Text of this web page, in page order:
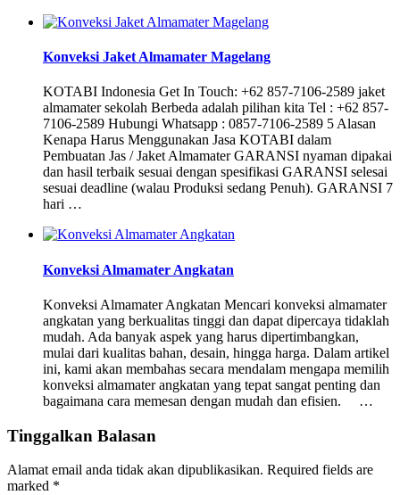
Konveksi Jaket Almamater Magelang
KOTABI Indonesia Get In Touch: +62 857-7106-2589 jaket
almamater sekolah Berbeda adalah pilihan kita Tel : +62 857-
7106-2589 Hubungi Whatsapp : 0857-7106-2589 5 Alasan
Kenapa Harus Menggunakan Jasa KOTABI dalam
Pembuatan Jas / Jaket Almamater GARANSI nyaman dipakai
dan hasil terbaik sesuai dengan spesifikasi GARANSI selesai
sesuai deadline (walau Produksi sedang Penuh). GARANSI 7
hari …
Konveksi Almamater Angkatan
Konveksi Almamater Angkatan Mencari konveksi almamater
angkatan yang berkualitas tinggi dan dapat dipercaya tidaklah
mudah. Ada banyak aspek yang harus dipertimbangkan,
mulai dari kualitas bahan, desain, hingga harga. Dalam artikel
ini, kami akan membahas secara mendalam mengapa memilih
konveksi almamater angkatan yang tepat sangat penting dan
bagaimana cara memesan dengan mudah dan efisien. …
Tinggalkan Balasan
Alamat email anda tidak akan dipublikasikan. Required fields are
marked *